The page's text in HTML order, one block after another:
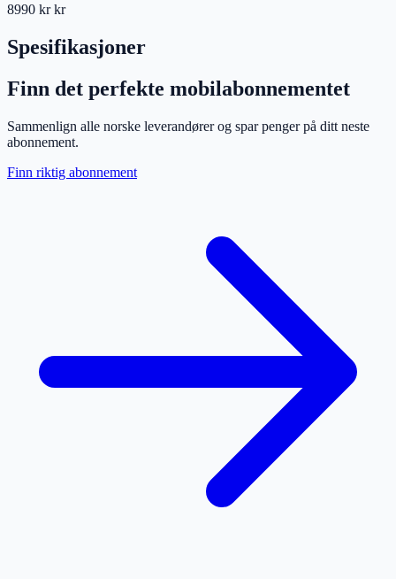
8990 krkr
Spesifikasjoner
Finn det perfekte mobilabonnementet
Sammenlign alle norske leverandører og spar penger på ditt neste
abonnement.
Finn riktig abonnement